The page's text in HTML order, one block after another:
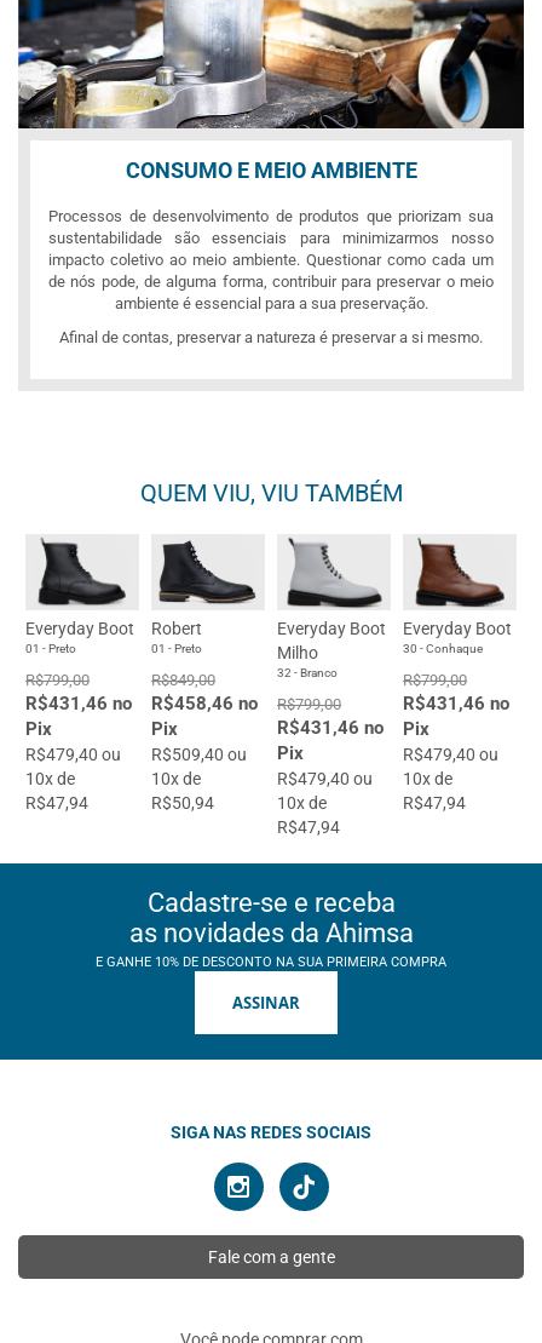
CONSUMO E MEIO AMBIENTE
Processos de desenvolvimento de produtos que priorizam sua
sustentabilidade são essenciais para minimizarmos nosso
impacto coletivo ao meio ambiente. Questionar como cada um
de nós pode, de alguma forma, contribuir para preservar o meio
ambiente é essencial para a sua preservação.
Afinal de contas, preservar a natureza é preservar a si mesmo.
QUEM VIU, VIU TAMBÉM
Everyday Boot
01 - Preto
R$799,00
R$431,46 no
Pix
R$479,40 ou
10x de
R$47,94
Robert
01 - Preto
R$849,00
R$458,46 no
Pix
R$509,40 ou
10x de
R$50,94
Everyday Boot
Milho
32 - Branco
R$799,00
R$431,46 no
Pix
R$479,40 ou
10x de
R$47,94
Everyday Boot
30 - Conhaque
R$799,00
R$431,46 no
Pix
R$479,40 ou
10x de
R$47,94
Cadastre-se e receba
as novidades da Ahimsa
E GANHE 10% DE DESCONTO NA SUA PRIMEIRA COMPRA
ASSINAR
SIGA NAS REDES SOCIAIS
Fale com a gente